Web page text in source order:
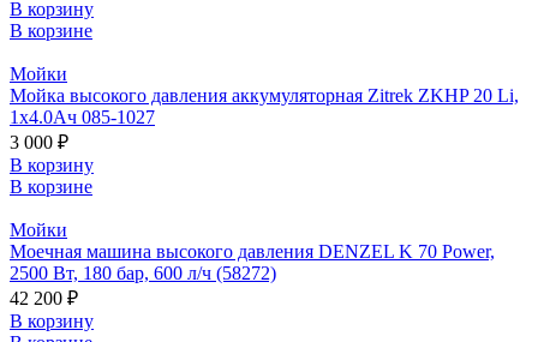
В корзину
В корзине
Мойки
Мойка высокого давления аккумуляторная Zitrek ZKHP 20 Li,
1x4.0Ач 085-1027
3 000 ₽
В корзину
В корзине
Мойки
Моечная машина высокого давления DENZEL K 70 Power,
2500 Вт, 180 бар, 600 л/ч (58272)
42 200 ₽
В корзину